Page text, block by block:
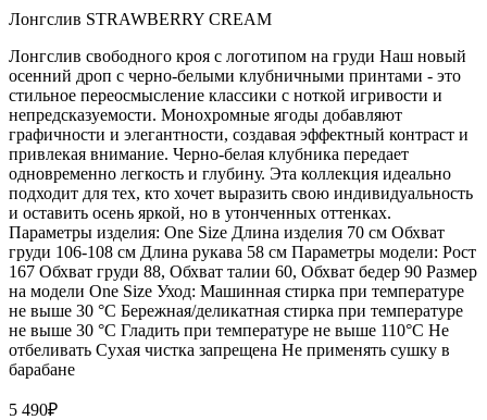
Лонгслив STRAWBERRY CREAM
Лонгслив свободного кроя с логотипом на груди Наш новый
осенний дроп с черно-белыми клубничными принтами - это
стильное переосмысление классики с ноткой игривости и
непредсказуемости. Монохромные ягоды добавляют
графичности и элегантности, создавая эффектный контраст и
привлекая внимание. Черно-белая клубника передает
одновременно легкость и глубину. Эта коллекция идеально
подходит для тех, кто хочет выразить свою индивидуальность
и оставить осень яркой, но в утонченных оттенках.
Параметры изделия: One Size Длина изделия 70 см Обхват
груди 106-108 см Длина рукава 58 см Параметры модели: Рост
167 Обхват груди 88, Обхват талии 60, Обхват бедер 90 Размер
на модели One Size Уход: Машинная стирка при температуре
не выше 30 °C Бережная/деликатная стирка при температуре
не выше 30 °C Гладить при температуре не выше 110°C Не
отбеливать Сухая чистка запрещена Не применять сушку в
барабане
5 490₽